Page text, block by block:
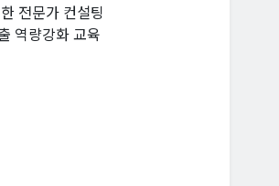
전문가 컨설팅
역량강화 교육